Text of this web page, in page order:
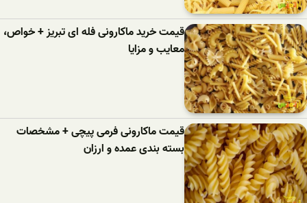
قیمت خرید ماکارونی فله ای تبریز + خواص،
معایب و مزایا
قیمت ماکارونی فرمی پیچی + مشخصات
بسته بندی عمده و ارزان